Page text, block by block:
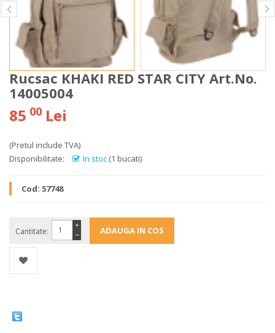
Rucsac KHAKI RED STAR CITY Art.No.
14005004
85 00 Lei
(Pretul include TVA)
Disponibilitate:
In stoc (1 bucati)
Cod: 57748
Cantitate: −
+